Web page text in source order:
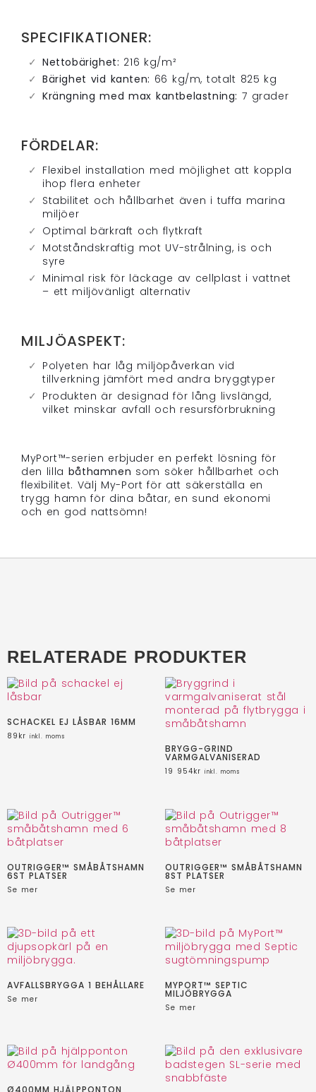
SPECIFIKATIONER:
Nettobärighet: 216 kg/m²
Bärighet vid kanten: 66 kg/m, totalt 825 kg
Krängning med max kantbelastning: 7 grader
FÖRDELAR:
Flexibel installation med möjlighet att koppla
ihop flera enheter
Stabilitet och hållbarhet även i tuffa marina
miljöer
Optimal bärkraft och flytkraft
Motståndskraftig mot UV-strålning, is och
syre
Minimal risk för läckage av cellplast i vattnet
– ett miljövänligt alternativ
MILJÖASPEKT:
Polyeten har låg miljöpåverkan vid
tillverkning jämfört med andra bryggtyper
Produkten är designad för lång livslängd,
vilket minskar avfall och resursförbrukning
MyPort™-serien erbjuder en perfekt lösning för
den lilla båthamnen som söker hållbarhet och
flexibilitet. Välj My-Port för att säkerställa en
trygg hamn för dina båtar, en sund ekonomi
och en god nattsömn!
RELATERADE PRODUKTER
SCHACKEL EJ LÅSBAR 16MM
89 kr inkl. moms
BRYGG-GRIND
VARMGALVANISERAD
19 954kr inkl. moms
OUTRIGGER™ SMÅBÅTSHAMN
6ST PLATSER
Se mer
OUTRIGGER™ SMÅBÅTSHAMN
8ST PLATSER
Se mer
AVFALLSBRYGGA 1 BEHÅLLARE
Se mer
MYPORT™ SEPTIC
MILJÖBRYGGA
Se mer